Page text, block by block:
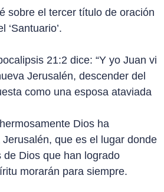
sobre el tercer título de oración
‘Santuario’.
21:2 dice: “Y yo Juan vi
Jerusalén, descender del
como una esposa ataviada
Dios ha
que es el lugar donde
de Dios que han logrado
morarán para siempre.